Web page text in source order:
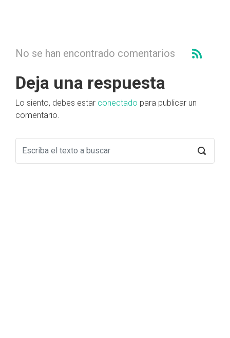
No se han encontrado comentarios
Deja una respuesta
Lo siento, debes estar conectado para publicar un
comentario.